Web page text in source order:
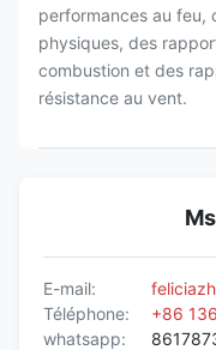
performances au feu,
physiques, des
combustion et des
résistance au vent.
E-mail:
Téléphone:
+86
whatsapp: